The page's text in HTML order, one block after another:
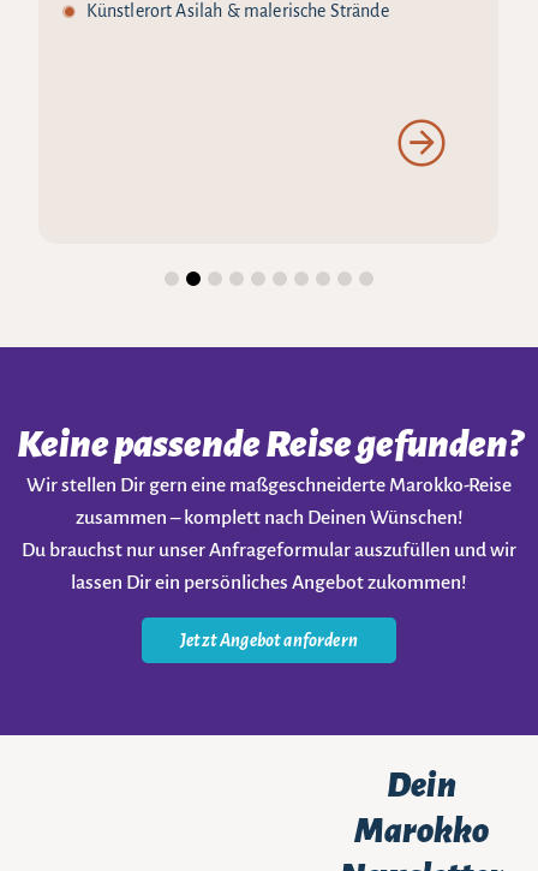
Künstlerort Asilah & malerische Strände
Keine passende Reise gefunden?
Wir stellen Dir gern eine maßgeschneiderte Marokko-Reise
zusammen – komplett nach Deinen Wünschen!
Du brauchst nur unser Anfrageformular auszufüllen und wir
lassen Dir ein persönliches Angebot zukommen!
Jetzt Angebot anfordern
Dein
Marokko